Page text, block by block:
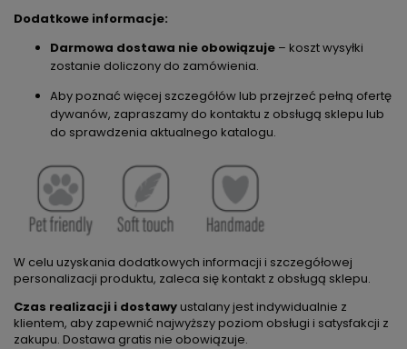
Dodatkowe informacje:
Darmowa dostawa nie obowiązuje – koszt wysyłki
zostanie doliczony do zamówienia.
Aby poznać więcej szczegółów lub przejrzeć pełną ofertę
dywanów, zapraszamy do kontaktu z obsługą sklepu lub
do sprawdzenia aktualnego katalogu.
W celu uzyskania dodatkowych informacji i szczegółowej
personalizacji produktu, zaleca się kontakt z obsługą sklepu.
Czas realizacji i dostawy ustalany jest indywidualnie z
klientem, aby zapewnić najwyższy poziom obsługi i satysfakcji z
zakupu. Dostawa gratis nie obowiązuje.